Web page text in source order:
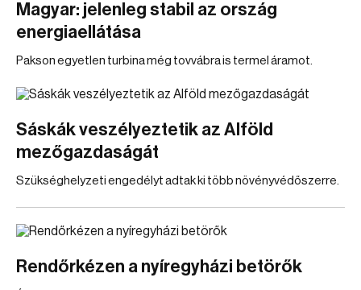
Magyar: jelenleg stabil az ország
energiaellátása
Pakson egyetlen turbina még tovvábra is termel áramot.
Sáskák veszélyeztetik az Alföld
mezőgazdaságát
Szükséghelyzeti engedélyt adtak ki több növényvédőszerre.
Rendőrkézen a nyíregyházi betörők